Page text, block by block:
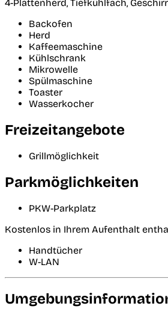
4-Plattenherd, Tiefkühlfach,
Backofen
Herd
Kaffeemaschine
Kühlschrank
Mikrowelle
Spülmaschine
Toaster
Wasserkocher
Freizeitangebote
Grillmöglichkeit
Parkmöglichkeiten
PKW-Parkplatz
Kostenlos in Ihrem Aufenthalt
Handtücher
W-LAN